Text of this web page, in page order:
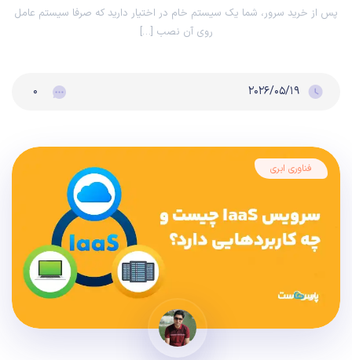
پس از خرید سرور، شما یک سیستم خام در اختیار دارید که صرفا سیستم عامل
روی آن نصب […]
۲۰۲۶/۰۵/۱۹ ۰
فناوری ابری